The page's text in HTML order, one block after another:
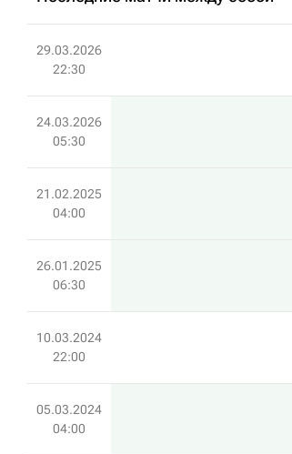
29.03.2026
22:30
24.03.2026
05:30
21.02.2025
04:00
26.01.2025
06:30
10.03.2024
22:00
05.03.2024
04:00